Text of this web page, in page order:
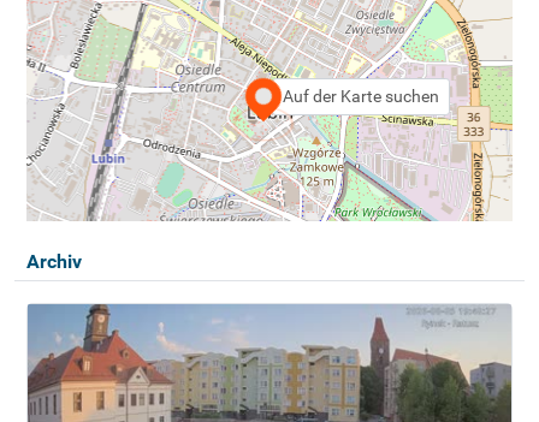
Auf der Karte suchen
Archiv